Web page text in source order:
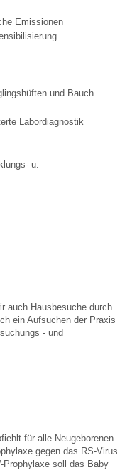
Emissionen
und Bauch
Labordiagnostik
u.
auch Hausbesuche durch.
ein Aufsuchen der Praxis
- und
für alle Neugeborenen
gegen das RS-Virus
soll das Baby